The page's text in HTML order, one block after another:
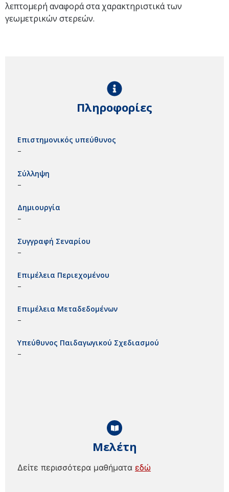
λεπτομερή αναφορά στα χαρακτηριστικά των
γεωμετρικών στερεών.
Μελέτη
Δείτε περισσότερα μαθήματα εδώ
Πληροφορίες
Επιστημονικός υπεύθυνος
–
Σύλληψη
–
Δημιουργία
–
Συγγραφή Σεναρίου
–
Επιμέλεια Περιεχομένου
–
Επιμέλεια Μεταδεδομένων
–
Υπεύθυνος Παιδαγωγικού Σχεδιασμού
–